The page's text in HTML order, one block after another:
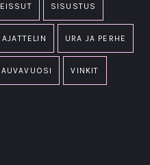
SISUSTUS
URA JA PERHE
VINKIT